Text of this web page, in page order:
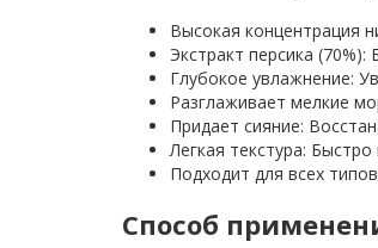
Высокая концентрация
Экстракт персика
Глубокое увлажнение:
Разглаживает мелкие
Придает сияние:
Легкая текстура:
Подходит для всех
Способ